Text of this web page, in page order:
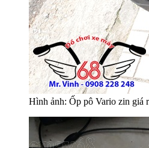
Hình ảnh: Ốp pô Vario zin giá